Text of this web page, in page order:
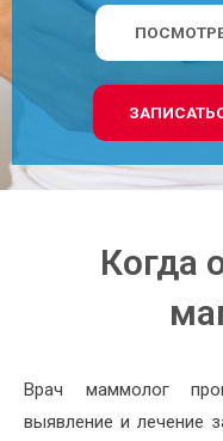
Когда
Врач маммолог
выявление и лечение